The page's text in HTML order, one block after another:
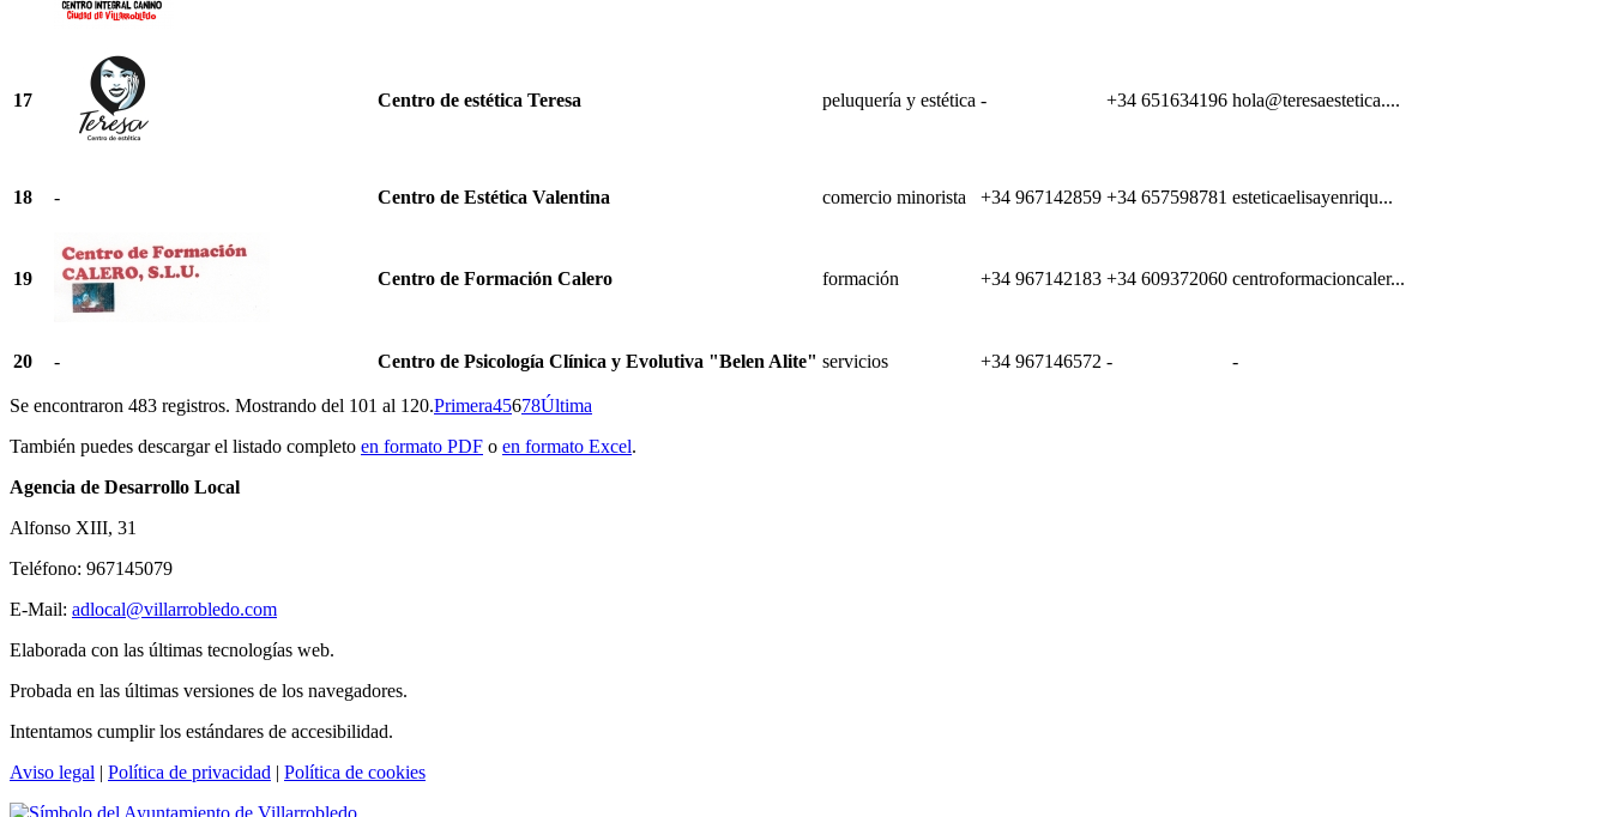
17 Centro de estética Teresa peluquería y estética - +34 651634196 hola@teresaestetica....
18 - Centro de Estética Valentina comercio minorista +34 967142859 +34 657598781 esteticaelisayenriqu...
19 Centro de Formación Calero formación +34 967142183 +34 609372060 centroformacioncaler...
20 - Centro de Psicología Clínica y Evolutiva "Belen Alite" servicios +34 967146572 - -
Se encontraron 483 registros. Mostrando del 101 al 120.Primera45678Última
También puedes descargar el listado completo en formato PDF o en formato Excel.
Agencia de Desarrollo Local
Alfonso XIII, 31
Teléfono: 967145079
E-Mail: adlocal@villarrobledo.com
Elaborada con las últimas tecnologías web.
Probada en las últimas versiones de los navegadores.
Intentamos cumplir los estándares de accesibilidad.
Aviso legal | Política de privacidad | Política de cookies